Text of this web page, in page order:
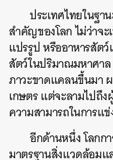
ประเทศไทยในฐา
สำคัญของโลก ไม่ว่าจะ
แปรรูป หรืออาหารสัต
สัตว์ในปริมาณมหาศา
ภาวะขาดแคลนขึ้นมา
เกษตร แต่จะลามไปถึ
ความสามารถในการแ
อีกด้านหนึ่ง โลกก
มาตรฐานสิ่งแวดล้อม